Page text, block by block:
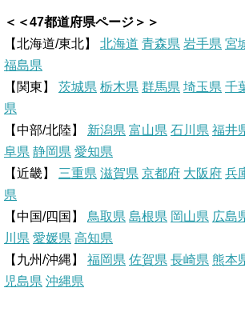
n n
s
t
c
k
t
＜＜47都道府県ページ＞＞
【北海道/東北】 北海道 青森県 岩手県 宮
福島県
【関東】 茨城県 栃木県 群馬県 埼玉県 千
県
【中部/北陸】 新潟県 富山県 石川県 福井
阜県 静岡県 愛知県
【近畿】 三重県 滋賀県 京都府 大阪府 兵
県
【中国/四国】 鳥取県 島根県 岡山県 広島
川県 愛媛県 高知県
【九州/沖縄】 福岡県 佐賀県 長崎県 熊本
児島県 沖縄県